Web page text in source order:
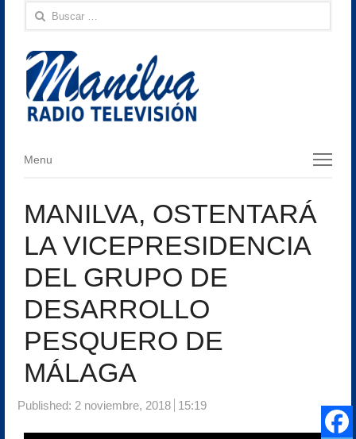
Buscar:
Menu
Menu
MANILVA, OSTENTARÁ
LA VICEPRESIDENCIA
DEL GRUPO DE
DESARROLLO
PESQUERO DE
MÁLAGA
Published: 2 noviembre, 2018 15:19